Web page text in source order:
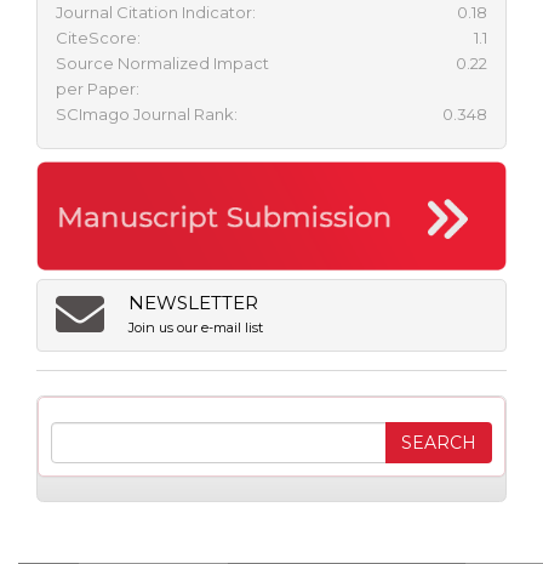
Journal Citation Indicator:
0.18
CiteScore:
1.1
Source Normalized Impact
per Paper:
0.22
SCImago Journal Rank: 0.348
NEWSLETTER
Join us our e-mail list